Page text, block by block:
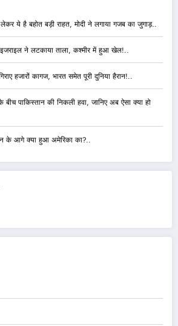
ये है बहोत बड़ी राहत, मोदी ने लगाया गजब का जुगाड़..
ने लटकाया ताला, कश्मीर में हुआ खेल!..
हजारों कागज, भारत समेत पूरी दुनिया हैरान!..
बीच पाकिस्तान की निकली हवा, जानिए अब ऐसा क्या हो
के आगे क्या हुआ अमेरिका का?..